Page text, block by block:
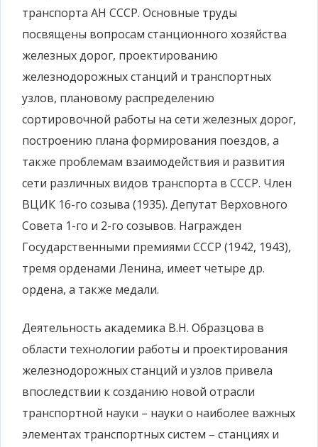
транспорта АН СССР. Основные труды
посвящены вопросам станционного хозяйства
железных дорог, проектированию
железнодорожных станций и транспортных
узлов, плановому распределению
сортировочной работы на сети железных дорог,
построению плана формирования поездов, а
также проблемам взаимодействия и развития
сети различных видов транспорта в СССР. Член
ВЦИК 16-го созыва (1935). Депутат Верховного
Совета 1-го и 2-го созывов. Награжден
Государственными премиями СССР (1942, 1943),
тремя орденами Ленина, имеет четыре др.
ордена, а также медали.
Деятельность академика В.Н. Образцова в
области технологии работы и проектирования
железнодорожных станций и узлов привела
впоследствии к созданию новой отрасли
транспортной науки – науки о наиболее важных
элементах транспортных систем – станциях и